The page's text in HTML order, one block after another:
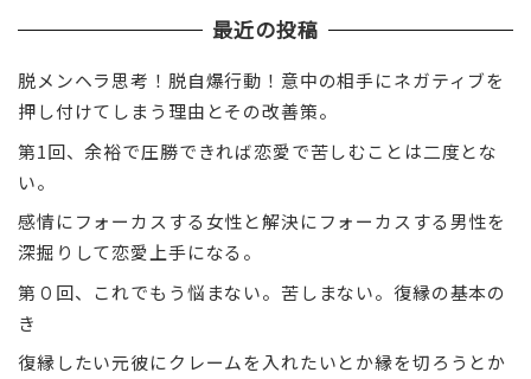
最近の投稿
脱メンヘラ思考！脱自爆行動！意中の相手にネガティブを
押し付けてしまう理由とその改善策。
第1回、余裕で圧勝できれば恋愛で苦しむことは二度とな
い。
感情にフォーカスする女性と解決にフォーカスする男性を
深掘りして恋愛上手になる。
第０回、これでもう悩まない。苦しまない。復縁の基本の
き
復縁したい元彼にクレームを入れたいとか縁を切ろうとか